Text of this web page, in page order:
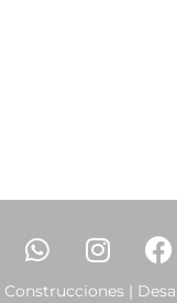
|